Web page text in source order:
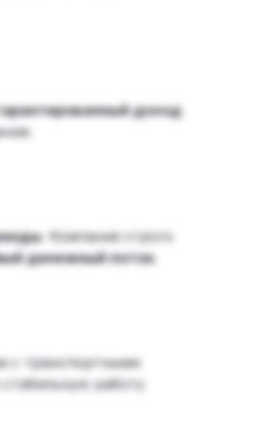
доход
. Компания строго
денежный поток.
с транспортными
работу